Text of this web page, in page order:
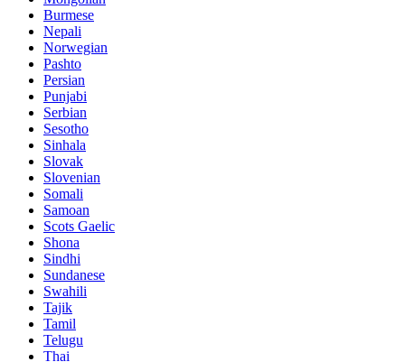
Burmese
Nepali
Norwegian
Pashto
Persian
Punjabi
Serbian
Sesotho
Sinhala
Slovak
Slovenian
Somali
Samoan
Scots Gaelic
Shona
Sindhi
Sundanese
Swahili
Tajik
Tamil
Telugu
Thai